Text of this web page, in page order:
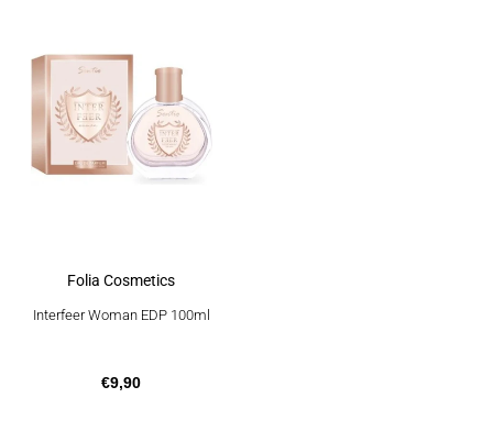
Folia Cosmetics
Interfeer Woman EDP 100ml
€9,90